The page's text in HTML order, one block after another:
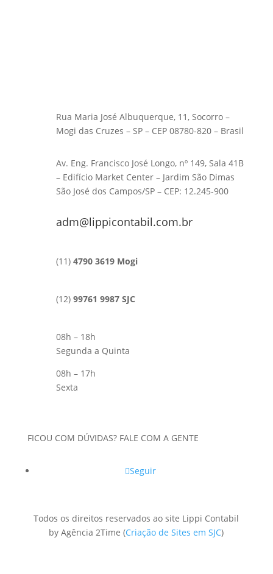
Rua Maria José Albuquerque, 11, Socorro –
Mogi das Cruzes – SP – CEP 08780-820 – Brasil
Av. Eng. Francisco José Longo, nº 149, Sala 41B
– Edifício Market Center – Jardim São Dimas
São José dos Campos/SP – CEP: 12.245-900
adm@lippicontabil.com.br
(11) 4790 3619 Mogi
(12) 99761 9987 SJC
08h – 18h
Segunda a Quinta
08h – 17h
Sexta
FICOU COM DÚVIDAS? FALE COM A GENTE
Seguir
Todos os direitos reservados ao site Lippi Contabil
by Agência 2Time(Criação de Sites em SJC)